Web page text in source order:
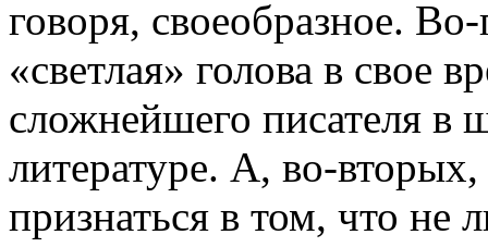
говоря, своеобразное.
«светлая» голова в свое
сложнейшего писателя
литературе. А, во-
признаться в том, что